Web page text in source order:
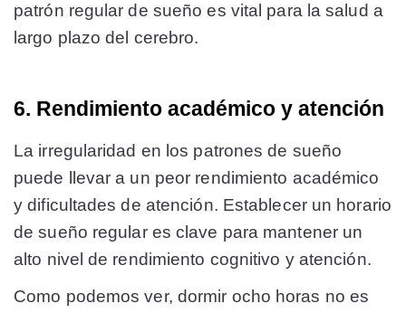
patrón regular de sueño es vital para la salud a
largo plazo del cerebro​​.
6. Rendimiento académico y atención
La irregularidad en los patrones de sueño
puede llevar a un peor rendimiento académico
y dificultades de atención. Establecer un horario
de sueño regular es clave para mantener un
alto nivel de rendimiento cognitivo y atención​​.
Como podemos ver, dormir ocho horas no es